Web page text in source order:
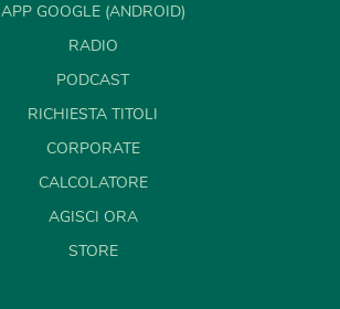
APP GOOGLE (ANDROID)
RADIO
PODCAST
RICHIESTA TITOLI
CORPORATE
CALCOLATORE
AGISCI ORA
STORE